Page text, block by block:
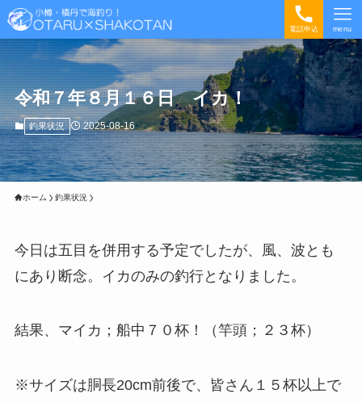
電話申込 menu
令和７年８月１６日 イカ！
釣果状況 2025-08-16
ホーム 釣果状況
今日は五目を併用する予定でしたが、風、波とも
にあり断念。イカのみの釣行となりました。
結果、マイカ；船中７０杯！（竿頭；２３杯）
※サイズは胴長20cm前後で、皆さん１５杯以上で